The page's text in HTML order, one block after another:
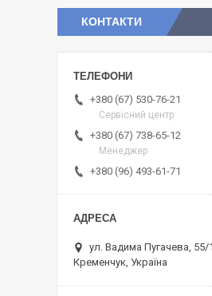
КОНТАКТИ
+380 (67) 530-76-21
Сервісний центр
+380 (67) 738-65-12
Менеджер
+380 (96) 493-61-71
ул. Вадима Пугачева, 55/
Кременчук, Україна